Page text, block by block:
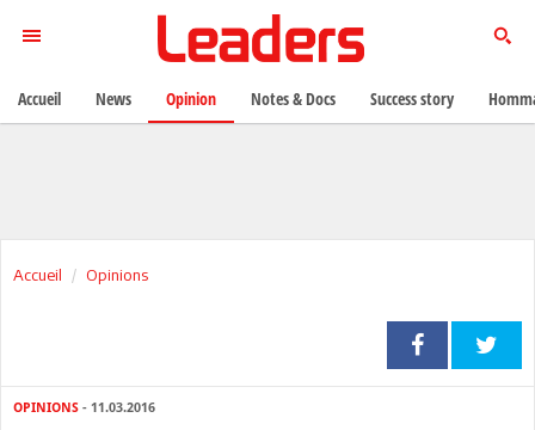
Accueil Opinions
OPINIONS - 11.03.2016
Accueil News Opinion Notes & Docs Success story